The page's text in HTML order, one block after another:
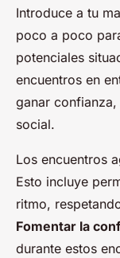
Introduce a tu
poco a poco
potenciales
encuentros en
ganar
social.
Los encuentros
Esto incluye
ritmo,
Fomentar la
durante estos